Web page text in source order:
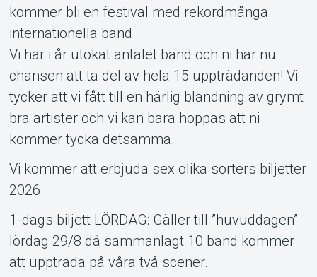
Om Tickster
kommer bli en festival med rekordmånga
internationella band.
Vi har i år utökat antalet band och ni har nu
chansen att ta del av hela 15 uppträdanden! Vi
tycker att vi fått till en härlig blandning av grymt
bra artister och vi kan bara hoppas att ni
kommer tycka detsamma.
Vi kommer att erbjuda sex olika sorters biljetter
2026.
1-dags biljett LÖRDAG: Gäller till ”huvuddagen”
lördag 29/8 då sammanlagt 10 band kommer
att uppträda på våra två scener.